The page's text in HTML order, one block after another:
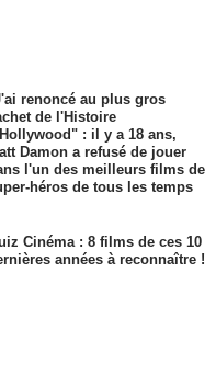
renoncé au plus gros
de l'Histoire
: il y a 18 ans,
Damon a refusé de jouer
l'un des meilleurs films de
héros de tous les temps
Cinéma : 8 films de ces 10
années à reconnaître !